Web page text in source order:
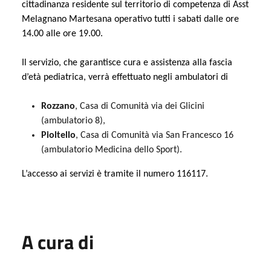
cittadinanza residente sul territorio di competenza di Asst
Melagnano Martesana operativo tutti i sabati dalle ore
14.00 alle ore 19.00.
Il servizio, che garantisce cura e assistenza alla fascia
d’età pediatrica, verrà effettuato negli ambulatori di
Rozzano, Casa di Comunità via dei Glicini
(ambulatorio 8),
Pioltello, Casa di Comunità via San Francesco 16
(ambulatorio Medicina dello Sport).
L’accesso ai servizi è tramite il numero 116117.
A cura di